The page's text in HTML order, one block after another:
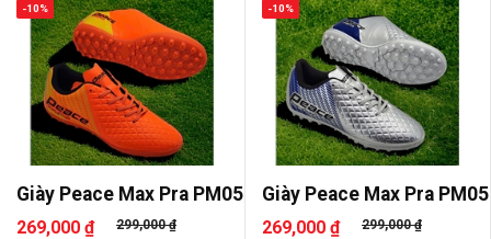
Giày Peace Max Pra PM05
269,000 ₫ 299,000 ₫
-10%
Giày Peace Max Pra PM05
269,000 ₫ 299,000 ₫
-10%